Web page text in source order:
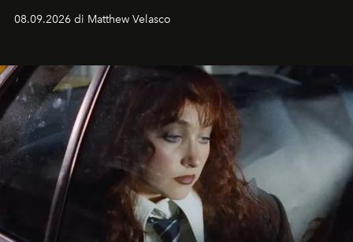
08.09.2026 di Matthew Velasco